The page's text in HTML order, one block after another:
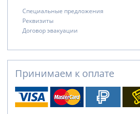
Специальные предложения
Реквизиты
Договор эвакуации
Принимаем к оплате